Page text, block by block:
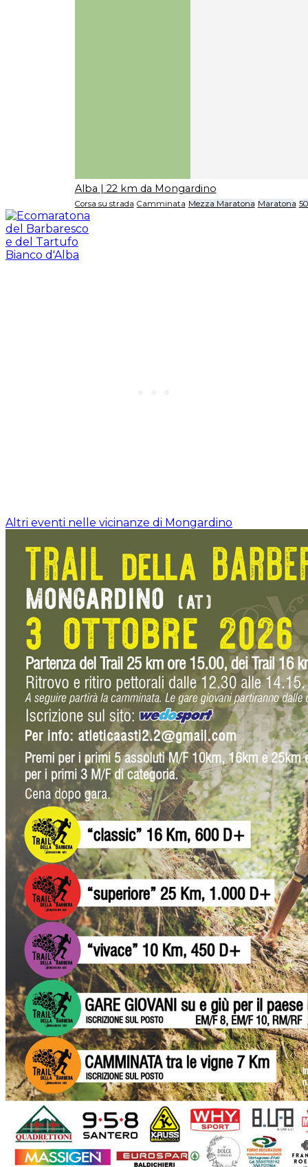
Alba | 22 km da Mongardino
Corsa su strada Camminata Mezza Maratona Maratona
Altri eventi nelle vicinanze di Mongardino